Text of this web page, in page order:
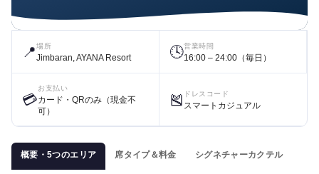
📍場所
Jimbaran, AYANA Resort 🕓営業時間
16:00 – 24:00（毎日）
💳
お支払い
カード・QRのみ（現金不
可）
🎽 ドレスコード
スマートカジュアル
概要・5つのエリア 席タイプ＆料金 シグネチャーカクテル